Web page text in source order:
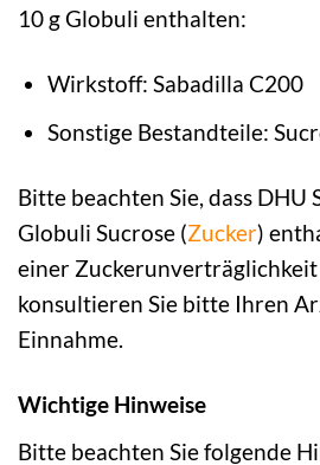
10 g Globuli enthalten:
Wirkstoff: Sabadilla C200
Sonstige Bestandteile:
Bitte beachten Sie, dass DHU
Globuli Sucrose (Zucker)
einer Zuckerunverträglichkeit
konsultieren Sie bitte Ihren
Einnahme.
Wichtige Hinweise
Bitte beachten Sie folgende